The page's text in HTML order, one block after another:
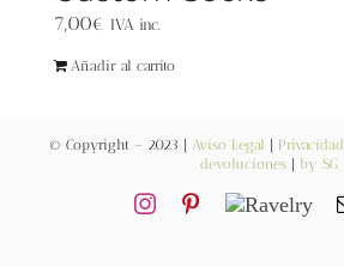
Contacto
Newsletter
7,00€ IVA inc.
Añadir al carrito
© Copyright – 2023 | Aviso Legal Privacidad
devoluciones| by SG